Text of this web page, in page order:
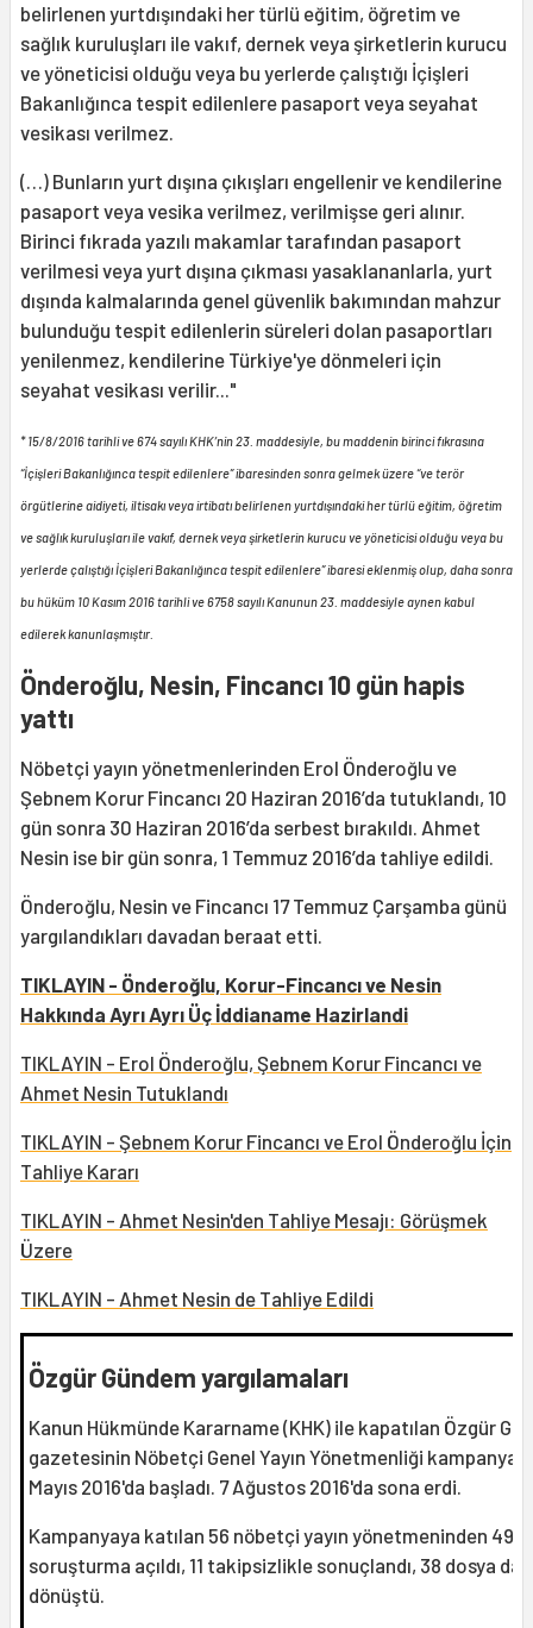
belirlenen yurtdışındaki her türlü eğitim, öğretim ve
sağlık kuruluşları ile vakıf, dernek veya şirketlerin kurucu
ve yöneticisi olduğu veya bu yerlerde çalıştığı İçişleri
Bakanlığınca tespit edilenlere pasaport veya seyahat
vesikası verilmez.
(…) Bunların yurt dışına çıkışları engellenir ve kendilerine
pasaport veya vesika verilmez, verilmişse geri alınır.
Birinci fıkrada yazılı makamlar tarafından pasaport
verilmesi veya yurt dışına çıkması yasaklananlarla, yurt
dışında kalmalarında genel güvenlik bakımından mahzur
bulunduğu tespit edilenlerin süreleri dolan pasaportları
yenilenmez, kendilerine Türkiye'ye dönmeleri için
seyahat vesikası verilir..."
* 15/8/2016 tarihli ve 674 sayılı KHK’nin 23. maddesiyle, bu maddenin birinci fıkrasına
“İçişleri Bakanlığınca tespit edilenlere” ibaresinden sonra gelmek üzere “ve terör
örgütlerine aidiyeti, iltisakı veya irtibatı belirlenen yurtdışındaki her türlü eğitim, öğretim
ve sağlık kuruluşları ile vakıf, dernek veya şirketlerin kurucu ve yöneticisi olduğu veya bu
yerlerde çalıştığı İçişleri Bakanlığınca tespit edilenlere” ibaresi eklenmiş olup, daha sonra
bu hüküm 10 Kasım 2016 tarihli ve 6758 sayılı Kanunun 23. maddesiyle aynen kabul
edilerek kanunlaşmıştır.
Önderoğlu, Nesin, Fincancı 10 gün hapis
yattı
Nöbetçi yayın yönetmenlerinden Erol Önderoğlu ve
Şebnem Korur Fincancı 20 Haziran 2016’da tutuklandı, 10
gün sonra 30 Haziran 2016’da serbest bırakıldı. Ahmet
Nesin ise bir gün sonra, 1 Temmuz 2016’da tahliye edildi.
Önderoğlu, Nesin ve Fincancı 17 Temmuz Çarşamba günü
yargılandıkları davadan beraat etti.
TIKLAYIN - Önderoğlu, Korur-Fincancı ve Nesin
Hakkında Ayrı Ayrı Üç İddianame Hazirlandi
TIKLAYIN - Erol Önderoğlu, Şebnem Korur Fincancı ve
Ahmet Nesin Tutuklandı
TIKLAYIN - Şebnem Korur Fincancı ve Erol Önderoğlu İçin
Tahliye Kararı
TIKLAYIN - Ahmet Nesin'den Tahliye Mesajı: Görüşmek
Üzere
TIKLAYIN - Ahmet Nesin de Tahliye Edildi
Özgür Gündem yargılamaları
Kanun Hükmünde Kararname (KHK) ile kapatılan Özgür
gazetesinin Nöbetçi Genel Yayın Yönetmenliği
Mayıs 2016'da başladı. 7 Ağustos 2016'da sona erdi.
Kampanyaya katılan 56 nöbetçi yayın yönetmeninden
soruşturma açıldı, 11 takipsizlikle sonuçlandı, 38 dosya
dönüştü.